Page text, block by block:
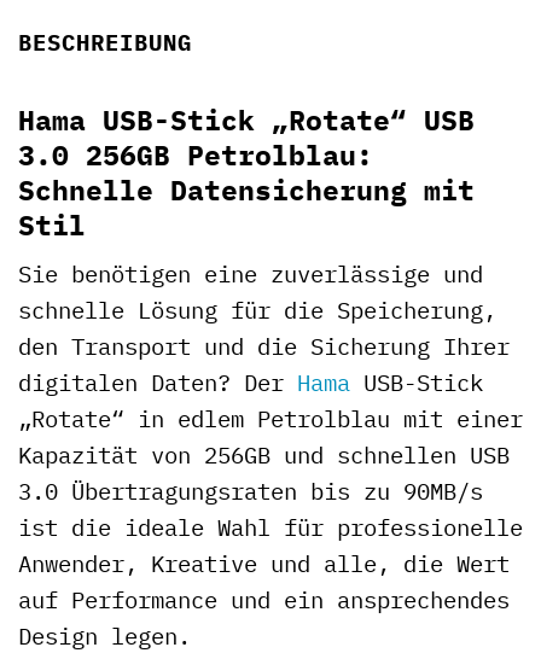
BESCHREIBUNG
Hama USB-Stick „Rotate“ USB
3.0 256GB Petrolblau:
Schnelle Datensicherung mit
Stil
Sie benötigen eine zuverlässige und
schnelle Lösung für die Speicherung,
den Transport und die Sicherung Ihrer
digitalen Daten? Der Hama USB-Stick
„Rotate“ in edlem Petrolblau mit einer
Kapazität von 256GB und schnellen USB
3.0 Übertragungsraten bis zu 90MB/s
ist die ideale Wahl für professionelle
Anwender, Kreative und alle, die Wert
auf Performance und ein ansprechendes
Design legen.